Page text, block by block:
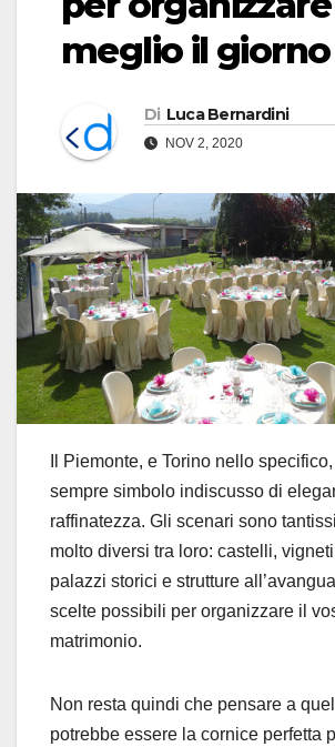
meglio il
Di Luca Bernardini
NOV 2, 2020
Il Piemonte, e Torino nello
sempre simbolo indiscusso di
raffinatezza. Gli scenari sono
molto diversi tra loro: castelli,
palazzi storici e strutture
scelte possibili per organizzare il
matrimonio.
Non resta quindi che pensare a
potrebbe essere la cornice perfetta